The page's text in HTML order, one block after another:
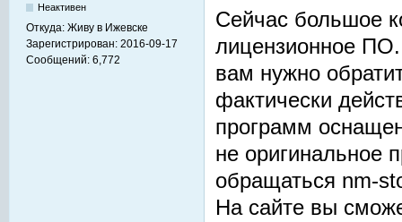
Неактивен
Откуда: Живу в Ижевске
Зарегистрирован: 2016-09-17
Сообщений: 6,772
Сейчас большое
лицензионное
вам нужно
фактически
программ
не оригинальное
обращаться nm-
На сайте вы